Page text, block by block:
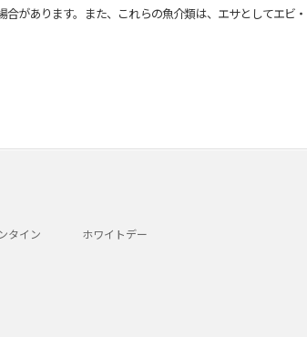
あります。また、これらの魚介類は、エサとしてエビ・
タイン ホワイトデー